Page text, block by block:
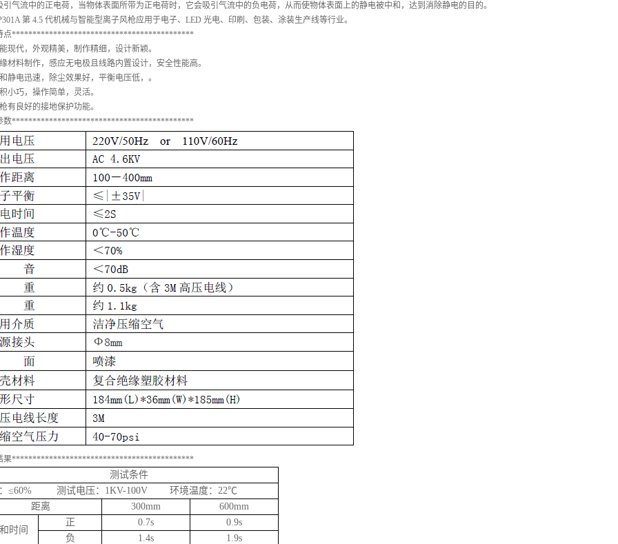
引气流中的正电荷，当物体表面所带为正电荷时，它会吸引气流中的负电荷，从而使物体表面上的静电被中和，达到消除静电的目的。
第 4.5 代机械与智能型离子风枪应用于电子、LED 光电、印刷、包装、涂装生产线等行业。
点********************************************
现代，外观精美，制作精细，设计新颖。
材料制作，感应无电极且线路内置设计，安全性能高。
静电迅速，除尘效果好，平衡电压低，。
小巧，操作简单，灵活。
有良好的接地保护功能。
数********************************************
果********************************************
测试条件
≤60% 测试电压：1KV-100V 环境温度：22℃
距离
300mm 600mm
时间
正 0.7s
0.9s
负
1.4s 1.9s